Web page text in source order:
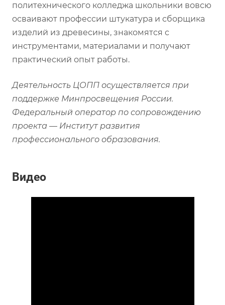
политехнического колледжа школьники вовсю
осваивают профессии штукатура и сборщика
изделий из древесины, знакомятся с
инструментами, материалами и получают
практический опыт работы.
Деятельность ЦОПП осуществляется при
поддержке Минпросвещения России.
Федеральный оператор по сопровождению
проекта — Институт развития
профессионального образования.
Видео